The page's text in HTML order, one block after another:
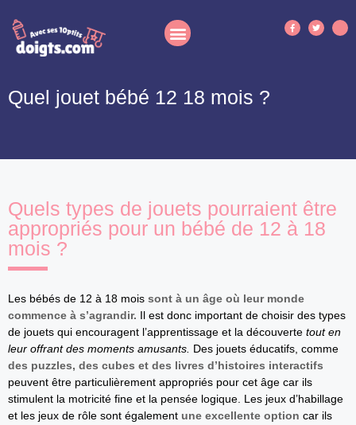
Quel jouet bébé 12 18 mois ?
Quels types de jouets pourraient être
appropriés pour un bébé de 12 à 18
mois ?
Les bébés de 12 à 18 mois sont à un âge où leur monde
commence à s’agrandir. Il est donc important de choisir des types
de jouets qui encouragent l’apprentissage et la découverte tout en
leur offrant des moments amusants. Des jouets éducatifs, comme
des puzzles, des cubes et des livres d’histoires interactifs
peuvent être particulièrement appropriés pour cet âge car ils
stimulent la motricité fine et la pensée logique. Les jeux d’habillage
et les jeux de rôle sont également une excellente option car ils